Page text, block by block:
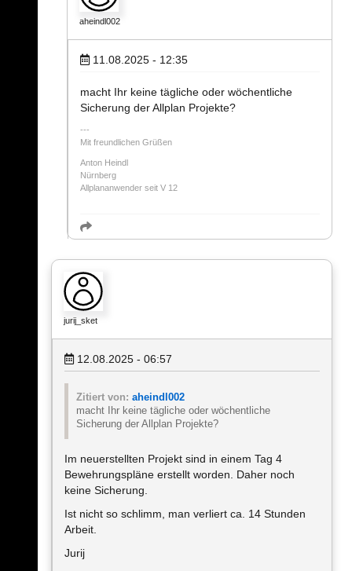
aheindl002
11.08.2025 - 12:35
macht Ihr keine tägliche oder wöchentliche
Sicherung der Allplan Projekte?
Mit freundlichen Grüßen
Anton Heindl
Nürnberg
Allplananwender seit V 12
jurij_sket
12.08.2025 - 06:57
Zitiert von: aheindl002
macht Ihr keine tägliche oder wöchentliche
Sicherung der Allplan Projekte?
Im neuerstellten Projekt sind in einem Tag 4
Bewehrungspläne erstellt worden. Daher noch
keine Sicherung.
Ist nicht so schlimm, man verliert ca. 14 Stunden
Arbeit.
Jurij